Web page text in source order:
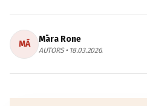
MĀ Māra Rone
AUTORS • 18.03.2026.